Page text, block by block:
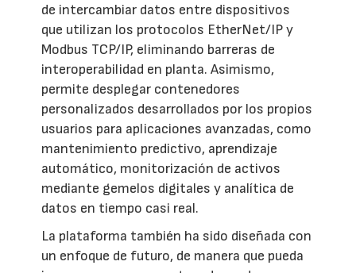
de intercambiar datos entre dispositivos
que utilizan los protocolos EtherNet/IP y
Modbus TCP/IP, eliminando barreras de
interoperabilidad en planta. Asimismo,
permite desplegar contenedores
personalizados desarrollados por los propios
usuarios para aplicaciones avanzadas, como
mantenimiento predictivo, aprendizaje
automático, monitorización de activos
mediante gemelos digitales y analítica de
datos en tiempo casi real.
La plataforma también ha sido diseñada con
un enfoque de futuro, de manera que pueda